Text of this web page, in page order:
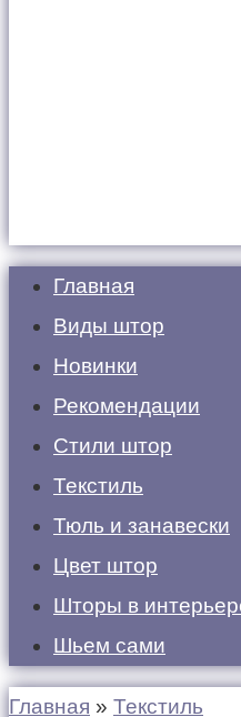
Главная
Виды штор
Новинки
Рекомендации
Стили штор
Текстиль
Тюль и занавески
Цвет штор
Шторы в
Шьем сами
Главная » Текстиль